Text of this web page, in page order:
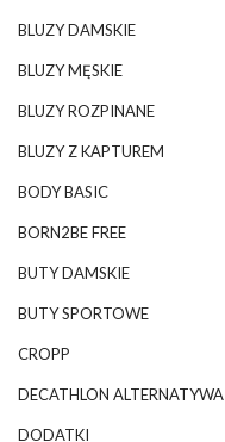
BLUZY DAMSKIE
BLUZY MĘSKIE
BLUZY ROZPINANE
BLUZY Z KAPTUREM
BODY BASIC
BORN2BE FREE
BUTY DAMSKIE
BUTY SPORTOWE
CROPP
DECATHLON ALTERNATYWA
DODATKI